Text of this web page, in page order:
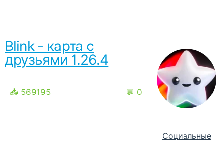
Blink - карта с
друзьями 1.26.4
📥 569195 💬 0
Социальные